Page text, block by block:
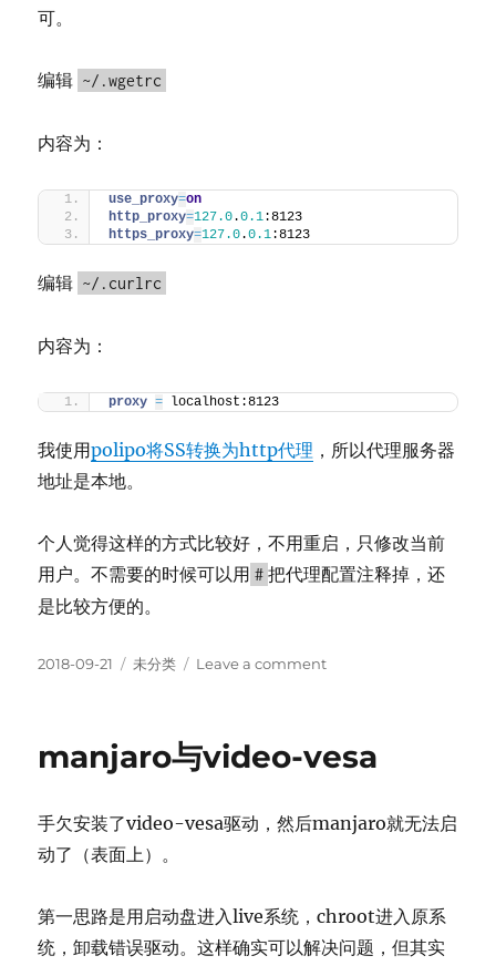
可。
编辑 ~/.wgetrc
内容为：
use_proxy=on
http_proxy=127.0.0.1:8123
https_proxy=127.0.0.1:8123
编辑 ~/.curlrc
内容为：
proxy = localhost:8123
我使用polipo将SS转换为http代理 ，所以代理服务器
地址是本地。
个人觉得这样的方式比较好，不用重启，只修改当前
用户。不需要的时候可以用 # 把代理配置注释掉，还
是比较方便的。
Posted
2018-09-21 Categories
未分类 Leave a commenton
被
解
manjaro与video-vesa
手欠安装了video-vesa驱动，然后manjaro就无法启
动了（表面上）。
第一思路是用启动盘进入live系统，chroot进入原系
统，卸载错误驱动。这样确实可以解决问题，但其实